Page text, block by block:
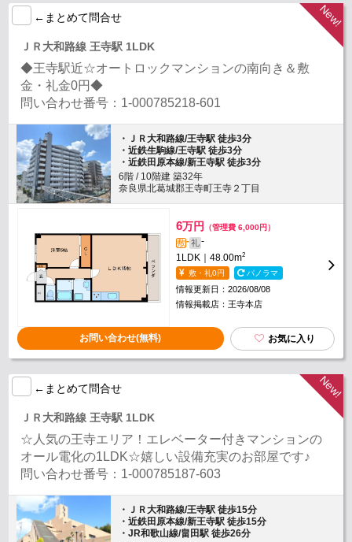
←まとめて問合せ
ＪＲ大和路線 王寺駅 1LDK
◆王寺駅近☆オートロックマンションの南向き＆敷
金・礼金0円◆
問い合わせ番号：1-000785218-601
・ＪＲ大和路線/王寺駅 徒歩3分
・近鉄生駒線/王寺駅 徒歩3分
・近鉄田原本線/新王寺駅 徒歩3分
6階 / 10階建 築32年
奈良県北葛城郡王寺町王寺２丁目
6万円 （管理費 6,000円）
敷-礼-
1LDK｜48.00m2
敷・礼0円 パノラマ
情報更新日：2026/08/08
情報掲載店：王寺本店
お問い合わせ(無料) お気に入り
←まとめて問合せ
ＪＲ大和路線 王寺駅 1LDK
☆人気の王寺エリア！エレベーター付きマンションの
オール電化の1LDK☆嬉しい設備充実のお部屋です♪
問い合わせ番号：1-000785187-603
・ＪＲ大和路線/王寺駅 徒歩15分
・近鉄田原本線/新王寺駅 徒歩15分
・JR和歌山線/畠田駅 徒歩26分